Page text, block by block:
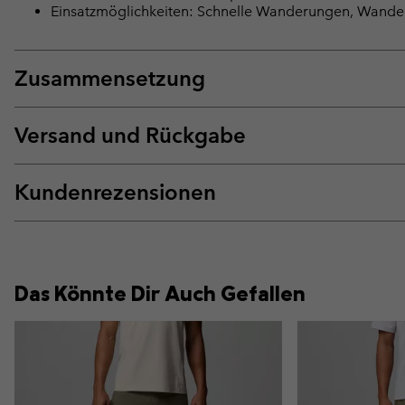
Einsatzmöglichkeiten: Schnelle Wanderungen,
Zusammensetzung
Versand und Rückgabe
Kundenrezensionen
Das Könnte Dir Auch Gefallen